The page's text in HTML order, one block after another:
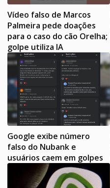
Vídeo falso de Marcos
Palmeira pede doações
para o caso do cão Orelha;
golpe utiliza IA
Google exibe número
falso do Nubank e
usuários caem em golpes